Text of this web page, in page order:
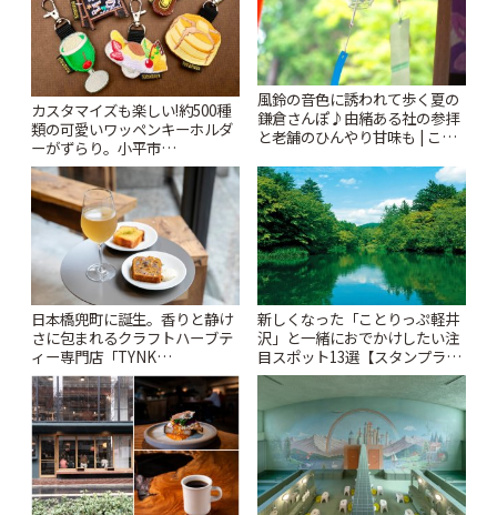
カスタマイズも楽しい!約500種
類の可愛いワッペンキーホルダ
ーがずらり。小平市
「Kimamaya T&K」 | ことりっ
ぷ
風鈴の音色に誘われて歩く夏の
鎌倉さんぽ♪由緒ある社の参拝
と老舗のひんやり甘味も | こと
日本橋兜町に誕生。香りと静け
さに包まれるクラフトハーブテ
ィー専門店「TYNK
Kabutocho」 | ことりっぷ
新しくなった「ことりっぷ軽井
沢」と一緒におでかけしたい注
目スポット13選【スタンプラリ
ー開催中】 | ことりっぷ